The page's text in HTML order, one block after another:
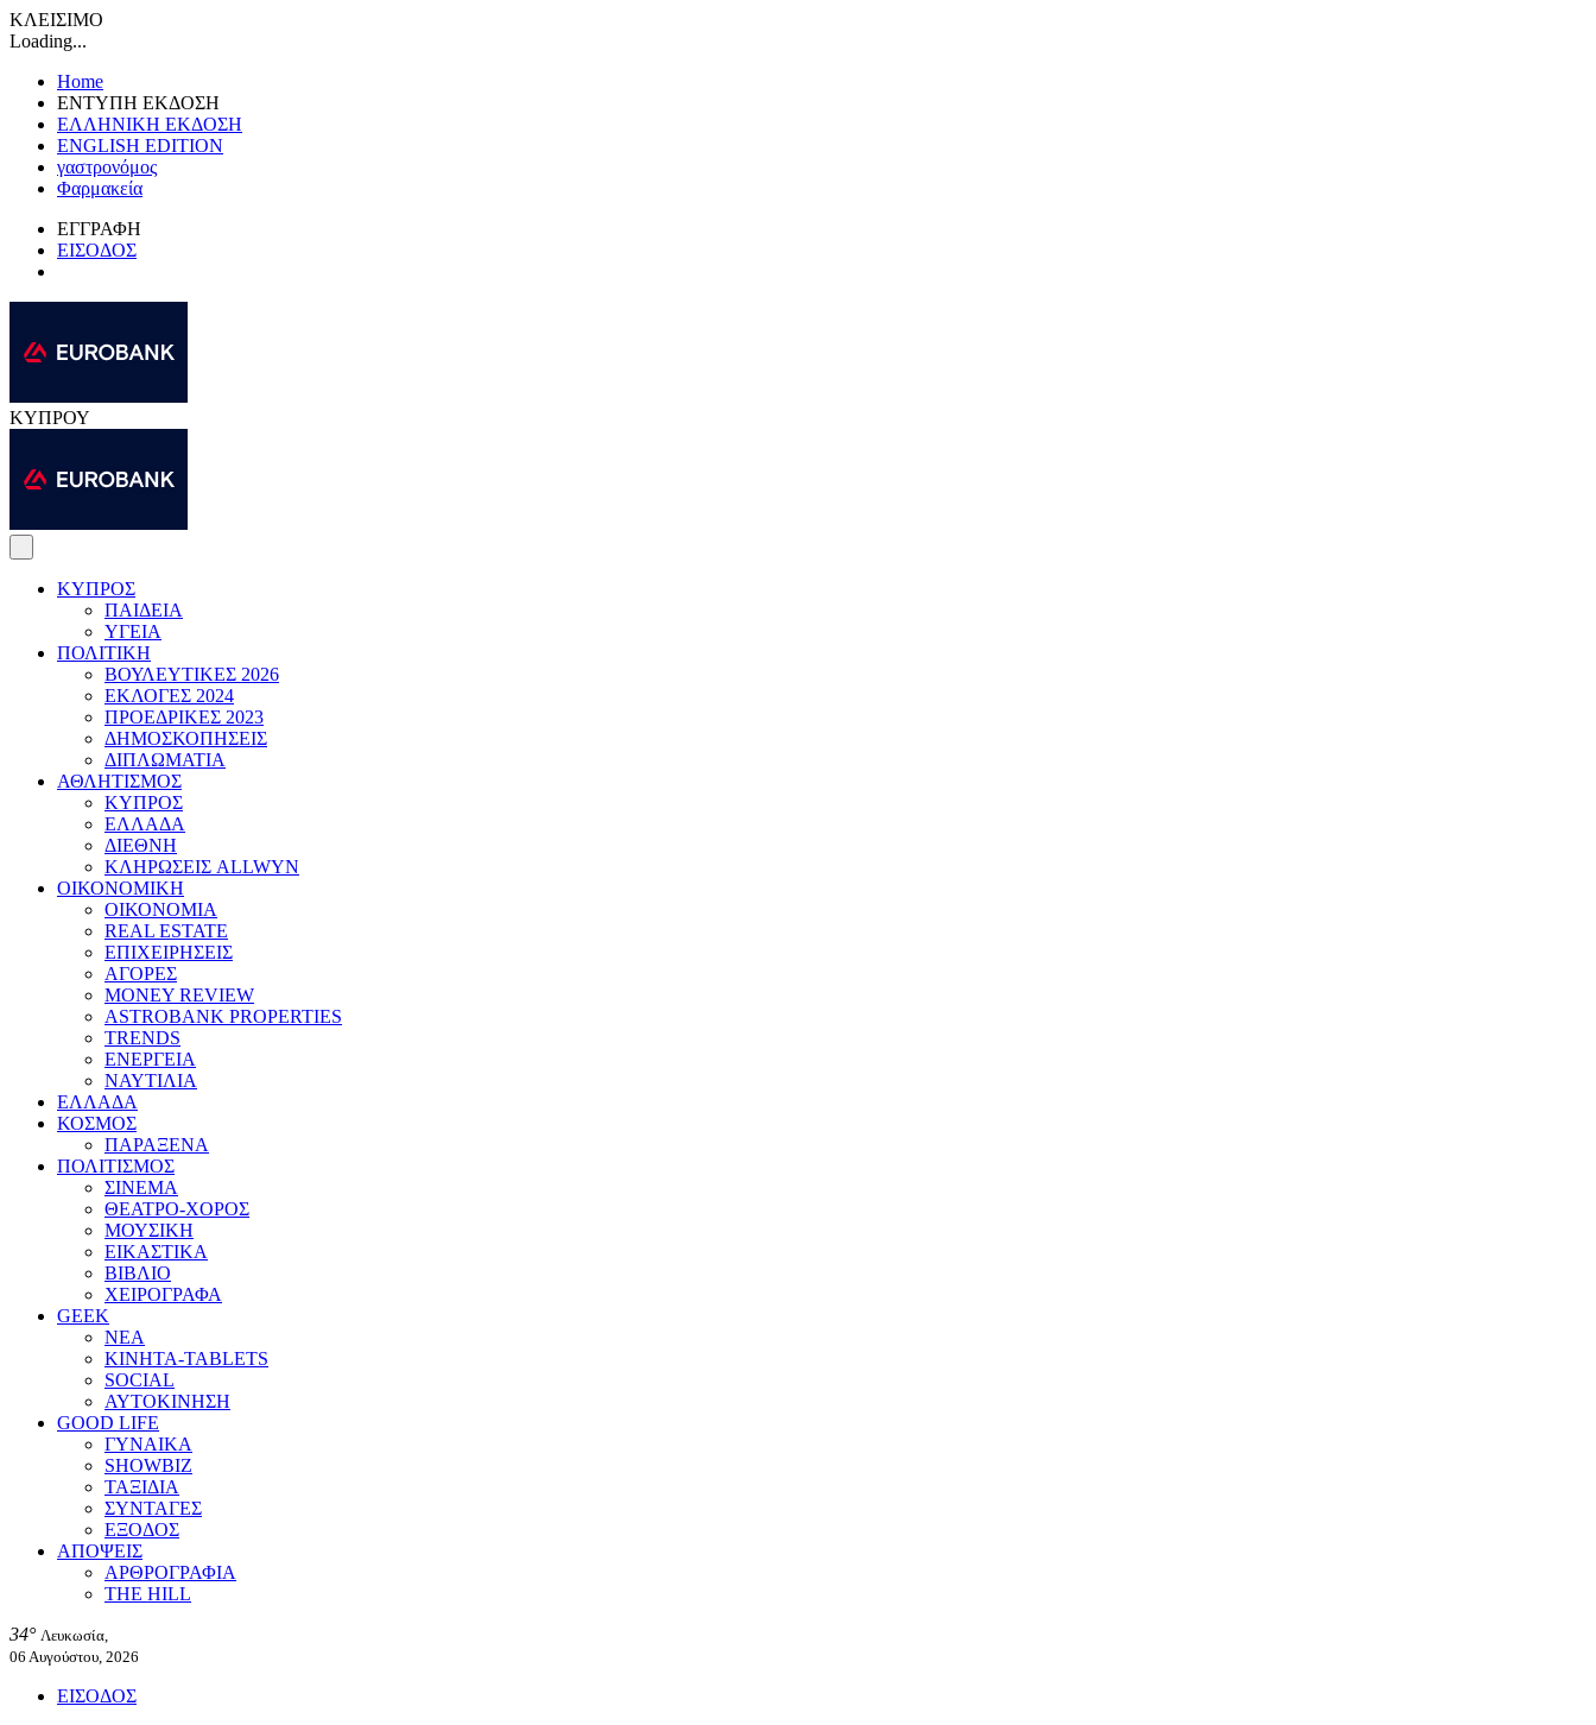
ΚΛΕΙΣΙΜΟ
Loading...
Home
ΕΝΤΥΠΗ ΕΚΔΟΣΗ
ΕΛΛΗΝΙΚΗ ΕΚΔΟΣΗ
ENGLISH EDITION
γαστρονόμος
Φαρμακεία
ΕΓΓΡΑΦΗ
ΕΙΣΟΔΟΣ
ΚΥΠΡΟΥ
ΚΥΠΡΟΣ
ΠΑΙΔΕΙΑ
ΥΓΕΙΑ
ΠΟΛΙΤΙΚΗ
ΒΟΥΛΕΥΤΙΚΕΣ 2026
ΕΚΛΟΓΕΣ 2024
ΠΡΟΕΔΡΙΚΕΣ 2023
ΔΗΜΟΣΚΟΠΗΣΕΙΣ
ΔΙΠΛΩΜΑΤΙΑ
ΑΘΛΗΤΙΣΜΟΣ
ΚΥΠΡΟΣ
ΕΛΛΑΔΑ
ΔΙΕΘΝΗ
ΚΛΗΡΩΣΕΙΣ ALLWYN
ΟΙΚΟΝΟΜΙΚΗ
ΟΙΚΟΝΟΜΙΑ
REAL ESTATE
ΕΠΙΧΕΙΡΗΣΕΙΣ
ΑΓΟΡΕΣ
MONEY REVIEW
ASTROBANK PROPERTIES
TRENDS
ΕΝΕΡΓΕΙΑ
ΝΑΥΤΙΛΙΑ
ΕΛΛΑΔΑ
ΚΟΣΜΟΣ
ΠΑΡΑΞΕΝΑ
ΠΟΛΙΤΙΣΜΟΣ
ΣΙΝΕΜΑ
ΘΕΑΤΡΟ-ΧΟΡΟΣ
ΜΟΥΣΙΚΗ
ΕΙΚΑΣΤΙΚΑ
ΒΙΒΛΙΟ
ΧΕΙΡΟΓΡΑΦΑ
GEEK
ΝΕΑ
ΚΙΝΗΤΑ-TABLETS
SOCIAL
ΑΥΤΟΚΙΝΗΣΗ
GOOD LIFE
ΓΥΝΑΙΚΑ
SHOWBIZ
ΤΑΞΙΔΙΑ
ΣΥΝΤΑΓΕΣ
ΕΞΟΔΟΣ
ΑΠΟΨΕΙΣ
ΑΡΘΡΟΓΡΑΦΙΑ
THE HILL
34° Λευκωσία,
06 Αυγούστου, 2026
ΕΙΣΟΔΟΣ